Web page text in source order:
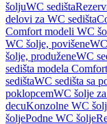
šoljuWC sedišta
delovi za WC sedišta
Comfort modeli WC
WC šolje, povišene
šolje, produženeWC
sedišta modela Comfort
sedištaWC sedišta sa
poklopcemWC šolje
decuKonzolne WC
šoljePodne WC šolje